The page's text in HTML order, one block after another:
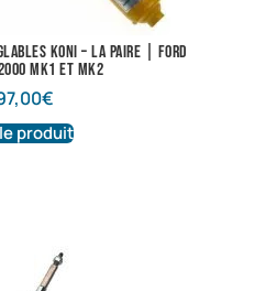
KONI – La paire | Ford
Mk1 et Mk2
€
produit